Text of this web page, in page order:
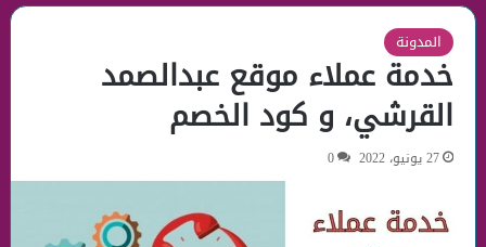
المدونة
خدمة عملاء موقع عبدالصمد
القرشي، و كود الخصم
27 يونيو، 2022 0